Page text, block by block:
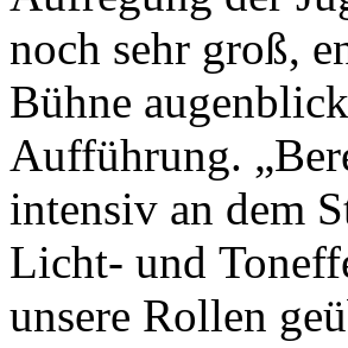
noch sehr groß,
Bühne
Aufführung.
intensiv an dem
Licht- und
unsere Rollen